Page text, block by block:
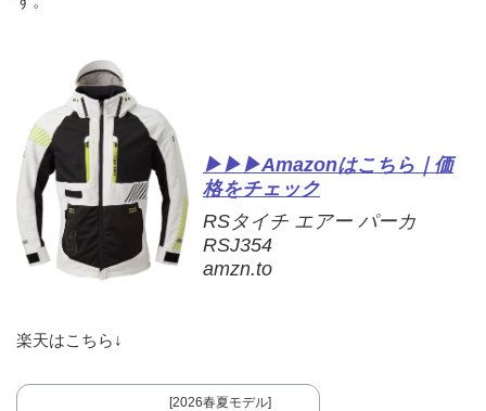
▶▶▶Amazonはこちら｜価
格をチェック
RSタイチ エアー パーカ
RSJ354
amzn.to
楽天はこちら↓
[2026春夏モデル]